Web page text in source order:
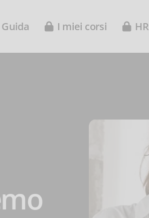
Guida I miei corsi HR